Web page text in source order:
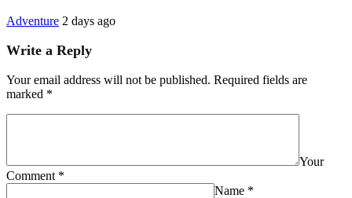
Adventure 2 days ago
Write a Reply
Your email address will not be published. Required fields are
marked *
Your
Comment *
Name *